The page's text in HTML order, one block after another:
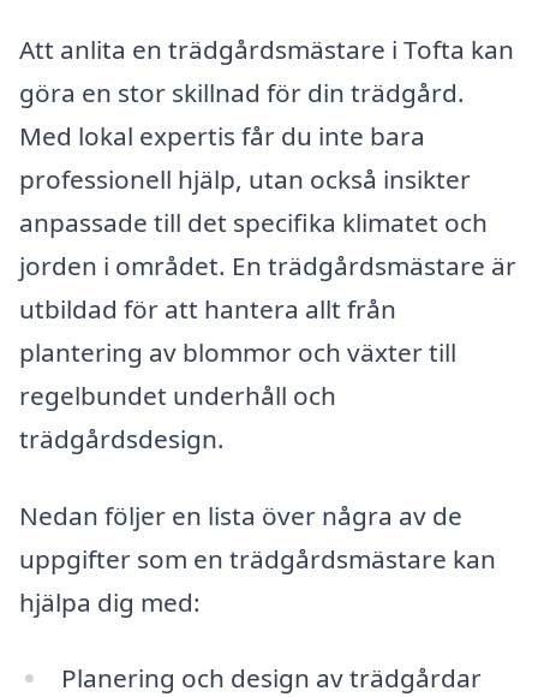
Att anlita en trädgårdsmästare i Tofta kan
göra en stor skillnad för din trädgård.
Med lokal expertis får du inte bara
professionell hjälp, utan också insikter
anpassade till det specifika klimatet och
jorden i området. En trädgårdsmästare är
utbildad för att hantera allt från
plantering av blommor och växter till
regelbundet underhåll och
trädgårdsdesign.
Nedan följer en lista över några av de
uppgifter som en trädgårdsmästare kan
hjälpa dig med:
Planering och design av trädgårdar